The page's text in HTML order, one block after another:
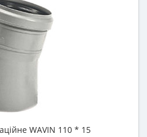
WAVIN 110 * 15